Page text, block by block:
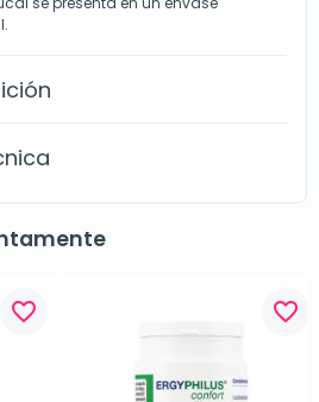
favorite_border favorite_border